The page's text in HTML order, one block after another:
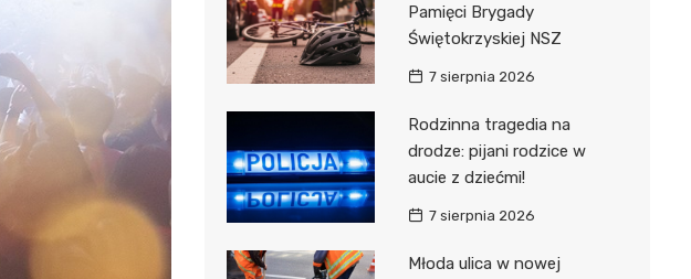
Pamięci Brygady
Świętokrzyskiej NSZ
7 sierpnia 2026
Rodzinna tragedia na
drodze: pijani rodzice w
aucie z dziećmi!
7 sierpnia 2026
Młoda ulica w nowej